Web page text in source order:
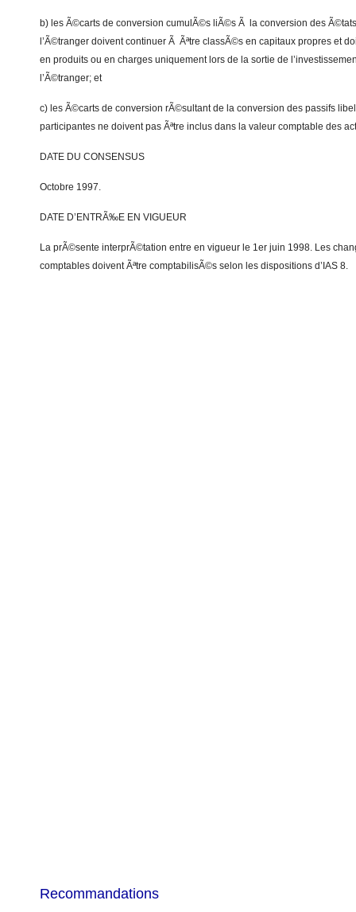
b) les Ã©carts de conversion cumulÃ©s liÃ©s Ã la conversion des
l’Ã©tranger doivent continuer Ã Ãªtre classÃ©s en capitaux propres et
en produits ou en charges uniquement lors de la sortie de
l’Ã©tranger; et
c) les Ã©carts de conversion rÃ©sultant de la conversion des passifs
participantes ne doivent pas Ãªtre inclus dans la valeur comptable des
DATE DU CONSENSUS
Octobre 1997.
DATE D’ENTRÃ‰E EN VIGUEUR
La prÃ©sente interprÃ©tation entre en vigueur le 1er juin 1998. Les
comptables doivent Ãªtre comptabilisÃ©s selon les dispositions d’IAS 8.
Recommandations